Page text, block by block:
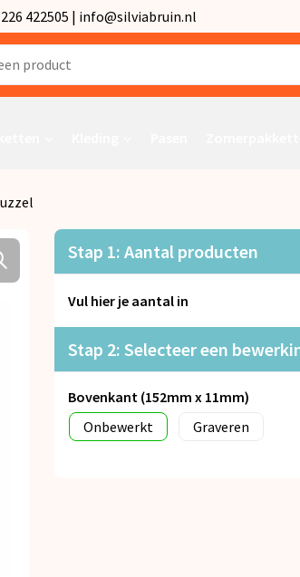
422505 | info@silviabruin.nl
Stap 1: Aantal producten
Vul hier je aantal in
Stap 2: Selecteer een
Bovenkant (152mm x 11mm)
Onbewerkt
Graveren